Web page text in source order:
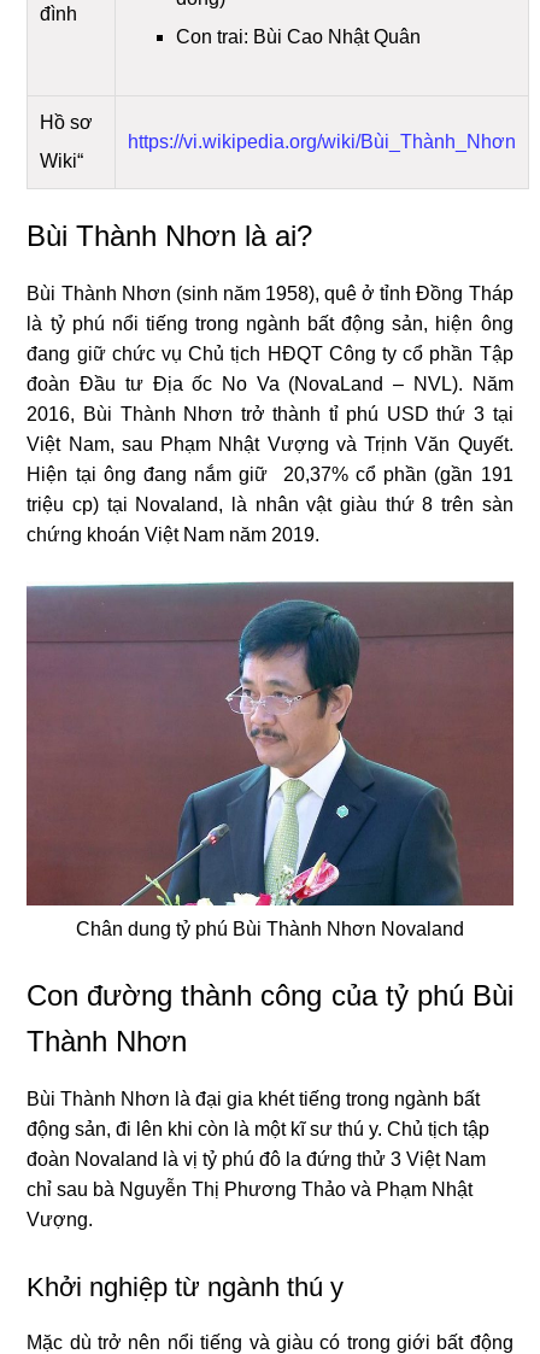
đình
Con trai: Bùi Cao Nhật Quân
Hồ sơ
Wiki“
https://vi.wikipedia.org/wiki/Bùi_Thành_Nhơn
Bùi Thành Nhơn là ai?
Bùi Thành Nhơn (sinh năm 1958), quê ở tỉnh Đồng Tháp
là tỷ phú nổi tiếng trong ngành bất động sản, hiện ông
đang giữ chức vụ Chủ tịch HĐQT Công ty cổ phần Tập
đoàn Đầu tư Địa ốc No Va (NovaLand – NVL). Năm
2016, Bùi Thành Nhơn trở thành tỉ phú USD thứ 3 tại
Việt Nam, sau Phạm Nhật Vượng và Trịnh Văn Quyết.
Hiện tại ông đang nắm giữ 20,37% cổ phần (gần 191
triệu cp) tại Novaland, là nhân vật giàu thứ 8 trên sàn
chứng khoán Việt Nam năm 2019.
Chân dung tỷ phú Bùi Thành Nhơn Novaland
Con đường thành công của tỷ phú Bùi
Thành Nhơn
Bùi Thành Nhơn là đại gia khét tiếng trong ngành bất
động sản, đi lên khi còn là một kĩ sư thú y. Chủ tịch tập
đoàn Novaland là vị tỷ phú đô la đứng thử 3 Việt Nam
chỉ sau bà Nguyễn Thị Phương Thảo và Phạm Nhật
Vượng.
Khởi nghiệp từ ngành thú y
Mặc dù trở nên nổi tiếng và giàu có trong giới bất động